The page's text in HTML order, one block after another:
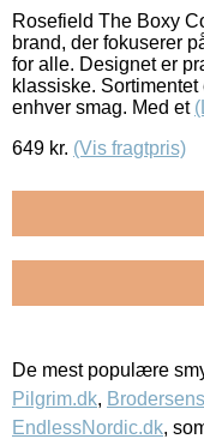
Rosefield The Boxy
brand, der fokuserer
for alle. Designet er
klassiske.
enhver smag. Med et
649 kr. (Vis fragtpris)
De mest populære
Pilgrim.dk,
EndlessNordic.dk,